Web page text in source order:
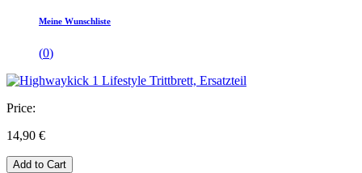
Meine Wunschliste
(0)
Price:
14,90 €
Add to Cart